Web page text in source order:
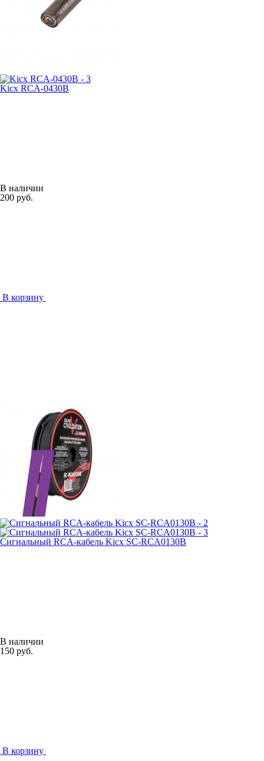
Kicx RCA-0430B
В наличии
200 руб.
В корзину
Сигнальный RCA-кабель Kicx SC-RCA0130B
В наличии
150 руб.
В корзину